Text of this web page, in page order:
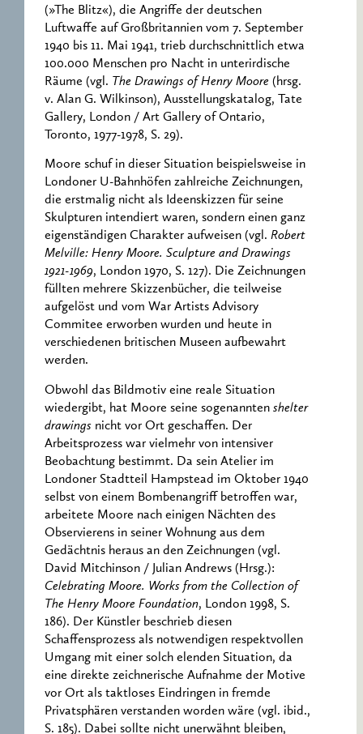
(»The Blitz«), die Angriffe der deutschen
Luftwaffe auf Großbritannien vom 7. September
1940 bis 11. Mai 1941, trieb durchschnittlich etwa
100.000 Menschen pro Nacht in unterirdische
Räume (vgl. The Drawings of Henry Moore (hrsg.
v. Alan G. Wilkinson), Ausstellungskatalog, Tate
Gallery, London / Art Gallery of Ontario,
Toronto, 1977-1978, S. 29).
Moore schuf in dieser Situation beispielsweise in
Londoner U-Bahnhöfen zahlreiche Zeichnungen,
die erstmalig nicht als Ideenskizzen für seine
Skulpturen intendiert waren, sondern einen ganz
eigenständigen Charakter aufweisen (vgl. Robert
Melville: Henry Moore. Sculpture and Drawings
1921-1969, London 1970, S. 127). Die Zeichnungen
füllten mehrere Skizzenbücher, die teilweise
aufgelöst und vom War Artists Advisory
Commitee erworben wurden und heute in
verschiedenen britischen Museen aufbewahrt
werden.
Obwohl das Bildmotiv eine reale Situation
wiedergibt, hat Moore seine sogenannten shelter
drawings nicht vor Ort geschaffen. Der
Arbeitsprozess war vielmehr von intensiver
Beobachtung bestimmt. Da sein Atelier im
Londoner Stadtteil Hampstead im Oktober 1940
selbst von einem Bombenangriff betroffen war,
arbeitete Moore nach einigen Nächten des
Observierens in seiner Wohnung aus dem
Gedächtnis heraus an den Zeichnungen (vgl.
David Mitchinson / Julian Andrews (Hrsg.):
Celebrating Moore. Works from the Collection of
The Henry Moore Foundation, London 1998, S.
186). Der Künstler beschrieb diesen
Schaffensprozess als notwendigen respektvollen
Umgang mit einer solch elenden Situation, da
eine direkte zeichnerische Aufnahme der Motive
vor Ort als taktloses Eindringen in fremde
Privatsphären verstanden worden wäre (vgl. ibid.,
S. 185). Dabei sollte nicht unerwähnt bleiben,